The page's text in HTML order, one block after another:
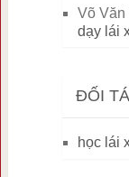
Võ Văn
dạy lái
ĐỐI
học lái